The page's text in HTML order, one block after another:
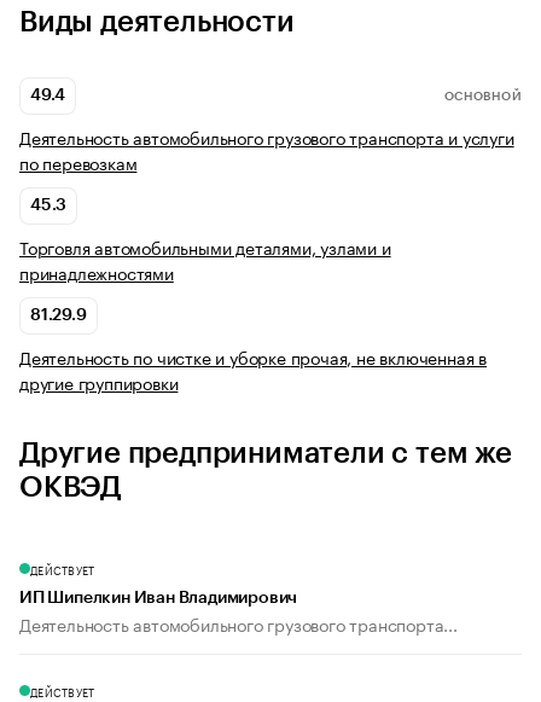
Виды деятельности
49.4 ОСНОВНОЙ
Деятельность автомобильного грузового транспорта и услуги
по перевозкам
45.3
Торговля автомобильными деталями, узлами и
принадлежностями
81.29.9
Деятельность по чистке и уборке прочая, не включенная в
другие группировки
Другие предприниматели с тем же
ОКВЭД
ДЕЙСТВУЕТ
ИП Шипелкин Иван Владимирович
Деятельность автомобильного грузового транспорта...
ДЕЙСТВУЕТ